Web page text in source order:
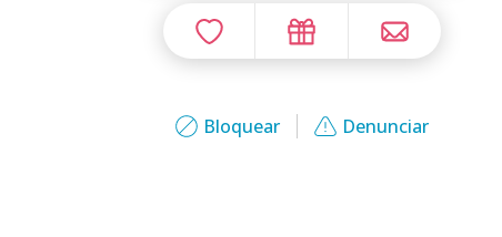
Bloquear Denunciar